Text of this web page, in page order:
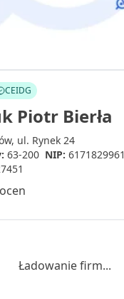
CEIDG
Piotr Bierła
ul. Rynek 24
63-200 NIP: 6171829961
Ładowanie firm...